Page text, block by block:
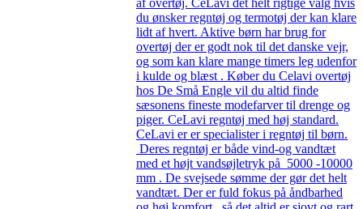
du ønsker regntøj og termotøj der kan klare
lidt af hvert. Aktive børn har brug for
overtøj der er godt nok til det danske vejr,
og som kan klare mange timers leg udenfor
i kulde og blæst . Køber du Celavi overtøj
hos De Små Engle vil du altid finde
sæsonens fineste modefarver til drenge og
piger. CeLavi regntøj med høj standard.
CeLavi er er specialister i regntøj til børn.
Deres regntøj er både vind-og vandtæt
med et højt vandsøjletryk på 5000 -10000
mm . De svejsede sømme der gør det helt
vandtæt. Der er fuld fokus på åndbarhed